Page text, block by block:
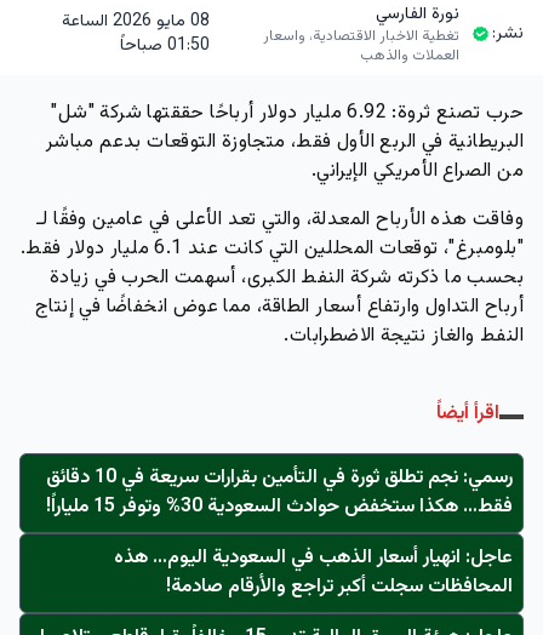
نشر:
نورة الفارسي
تغطية الاخبار الاقتصادية، واسعار
العملات والذهب
08 مايو 2026 الساعة
01:50 صباحاً
حرب تصنع ثروة: 6.92 مليار دولار أرباحًا حققتها شركة "شل"
البريطانية في الربع الأول فقط، متجاوزة التوقعات بدعم مباشر
من الصراع الأمريكي الإيراني.
وفاقت هذه الأرباح المعدلة، والتي تعد الأعلى في عامين وفقًا لـ
"بلومبرغ"، توقعات المحللين التي كانت عند 6.1 مليار دولار فقط.
بحسب ما ذكرته شركة النفط الكبرى، أسهمت الحرب في زيادة
أرباح التداول وارتفاع أسعار الطاقة، مما عوض انخفاضًا في إنتاج
النفط والغاز نتيجة الاضطرابات.
اقرأ أيضاً
رسمي: نجم تطلق ثورة في التأمين بقرارات سريعة في 10 دقائق
فقط… هكذا ستخفض حوادث السعودية 30% وتوفر 15 ملياراً!
عاجل: انهيار أسعار الذهب في السعودية اليوم… هذه
المحافظات سجلت أكبر تراجع والأرقام صادمة!